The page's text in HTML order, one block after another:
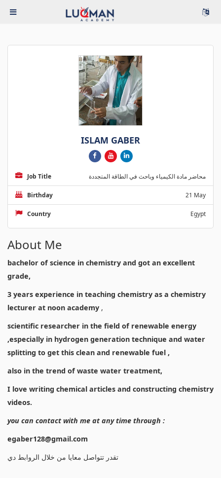
ISLAM GABER
Job Title محاضر مادة الكيمياء وباحث في الطاقة المتجددة
Birthday 21 May
Country Egypt
About Me
bachelor of science in chemistry and got an excellent
grade,
3 years experience in teaching chemistry as a chemistry
lecturer at noon academy ,
scientific researcher in the field of renewable energy
,especially in hydrogen generation technique and water
splitting to get this clean and renewable fuel ,
also in the trend of waste water treatment,
I love writing chemical articles and constructing chemistry
videos.
you can contact with me at any time through :
egaber128@gmail.com
تقدر تتواصل معايا من خلال الروابط دي